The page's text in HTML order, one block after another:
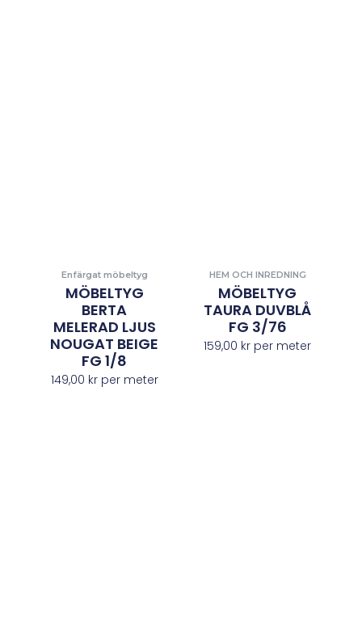
Enfärgat möbeltyg
MÖBELTYG
BERTA
MELERAD LJUS
NOUGAT BEIGE
FG 1/8
149,00 krper meter
HEM OCH INREDNING
MÖBELTYG
TAURA DUVBLÅ
FG 3/76
159,00 kr per meter